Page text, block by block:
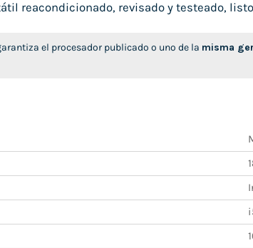
reacondicionado, revisado y testeado,
el procesador publicado o uno de la misma